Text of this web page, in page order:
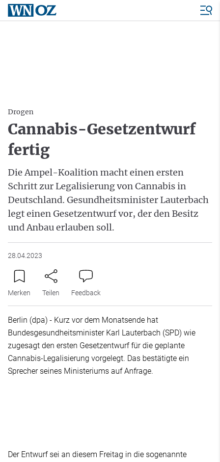
Drogen
Cannabis-Gesetzentwurf
fertig
Die Ampel-Koalition macht einen ersten
Schritt zur Legalisierung von Cannabis in
Deutschland. Gesundheitsminister Lauterbach
legt einen Gesetzentwurf vor, der den Besitz
und Anbau erlauben soll.
28.04.2023
Merken Teilen Feedback
Berlin (dpa) - Kurz vor dem Monatsende hat
Bundesgesundheitsminister Karl Lauterbach (SPD) wie
zugesagt den ersten Gesetzentwurf für die geplante
Cannabis-Legalisierung vorgelegt. Das bestätigte ein
Sprecher seines Ministeriums auf Anfrage.
Der Entwurf sei an diesem Freitag in die sogenannte